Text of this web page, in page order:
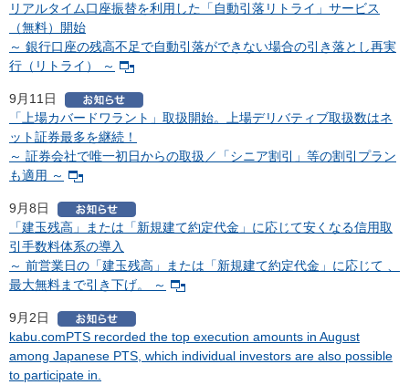
リアルタイム口座振替を利用した「自動引落リトライ」サービス
（無料）開始
～ 銀行口座の残高不足で自動引落ができない場合の引き落とし再実
行（リトライ） ～
9月11日
「上場カバードワラント」取扱開始。上場デリバティブ取扱数はネ
ット証券最多を継続！
～ 証券会社で唯一初日からの取扱／「シニア割引」等の割引プラン
も適用 ～
9月8日
「建玉残高」または「新規建て約定代金」に応じて安くなる信用取
引手数料体系の導入
～ 前営業日の「建玉残高」または「新規建て約定代金」に応じて 、
最大無料まで引き下げ。 ～
9月2日
kabu.comPTS recorded the top execution amounts in August
among Japanese PTS, which individual investors are also possible
to participate in.